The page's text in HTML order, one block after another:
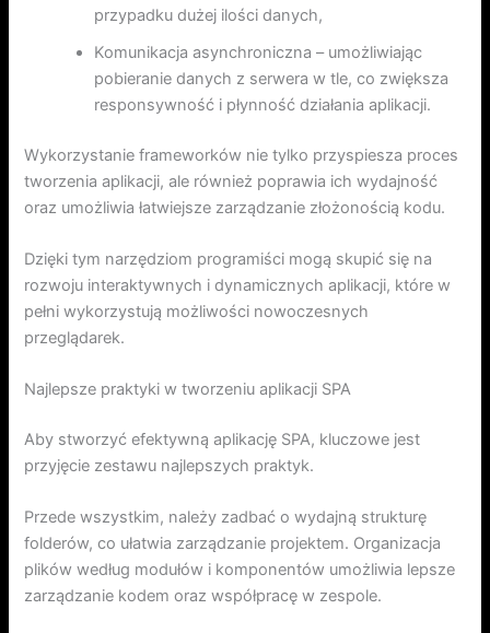
przypadku dużej ilości danych,
Komunikacja asynchroniczna – umożliwiając
pobieranie danych z serwera w tle, co zwiększa
responsywność i płynność działania aplikacji.
Wykorzystanie frameworków nie tylko przyspiesza proces
tworzenia aplikacji, ale również poprawia ich wydajność
oraz umożliwia łatwiejsze zarządzanie złożonością kodu.
Dzięki tym narzędziom programiści mogą skupić się na
rozwoju interaktywnych i dynamicznych aplikacji, które w
pełni wykorzystują możliwości nowoczesnych
przeglądarek.
Najlepsze praktyki w tworzeniu aplikacji SPA
Aby stworzyć efektywną aplikację SPA, kluczowe jest
przyjęcie zestawu najlepszych praktyk.
Przede wszystkim, należy zadbać o wydajną strukturę
folderów, co ułatwia zarządzanie projektem. Organizacja
plików według modułów i komponentów umożliwia lepsze
zarządzanie kodem oraz współpracę w zespole.